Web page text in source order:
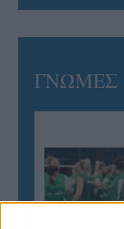
ΓΝΩΜΕΣ